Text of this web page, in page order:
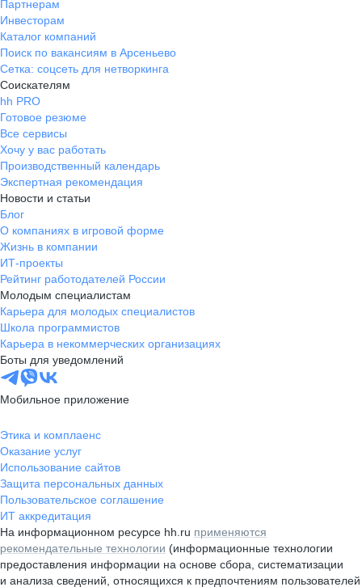
Партнерам
Инвесторам
Каталог компаний
Поиск по вакансиям в Арсеньево
Сетка: соцсеть для нетворкинга
Соискателям
hh PRO
Готовое резюме
Все сервисы
Хочу у вас работать
Производственный календарь
Экспертная рекомендация
Новости и статьи
Блог
О компаниях в игровой форме
Жизнь в компании
ИТ-проекты
Рейтинг работодателей России
Молодым специалистам
Карьера для молодых специалистов
Школа программистов
Карьера в некоммерческих организациях
Боты для уведомлений
Мобильное приложение
Этика и комплаенс
Оказание услуг
Использование сайтов
Защита персональных данных
Пользовательское соглашение
ИТ аккредитация
На информационном ресурсе hh.ru применяются
рекомендательные технологии (информационные технологии
предоставления информации на основе сбора, систематизации
и анализа сведений, относящихся к предпочтениям пользователей